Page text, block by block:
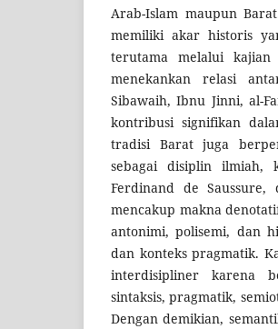
Arab-Islam maupun
memiliki akar historis
terutama melalui
menekankan relasi
Sibawaih, Ibnu Jinni, al-
kontribusi signifikan
tradisi Barat juga
sebagai disiplin ilmiah,
Ferdinand de Saussure,
mencakup makna
antonimi, polisemi, dan
dan konteks pragmatik.
interdisipliner karena
sintaksis, pragmatik,
Dengan demikian,